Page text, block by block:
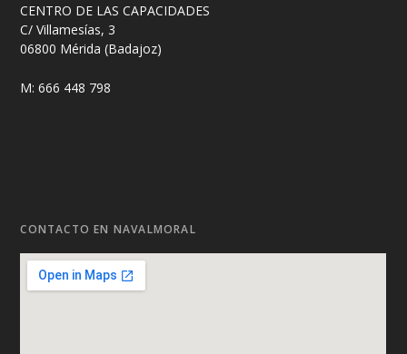
CENTRO DE LAS CAPACIDADES
C/ Villamesías, 3
06800 Mérida (Badajoz)
M: 666 448 798
CONTACTO EN NAVALMORAL